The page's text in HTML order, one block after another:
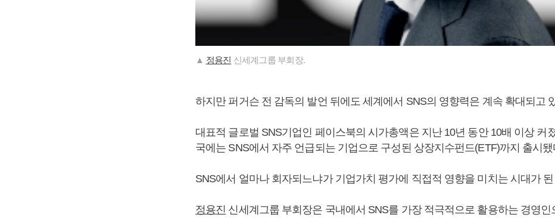
▲ 정용진 신세계그룹 부회장.
하지만 퍼거슨 전 감독의 발언 뒤에도 세계에서 SNS의 영향력은 계속 확대되고
대표적 글로벌 SNS기업인 페이스북의 시가총액은 지난 10년 동안 10배 이상 커
국에는 SNS에서 자주 언급되는 기업으로 구성된 상장지수펀드(ETF)까지 출시됐
SNS에서 얼마나 회자되느냐가 기업가치 평가에 직접적 영향을 미치는 시대가
정용진 신세계그룹 부회장은 국내에서 SNS를 가장 적극적으로 활용하는 경영인